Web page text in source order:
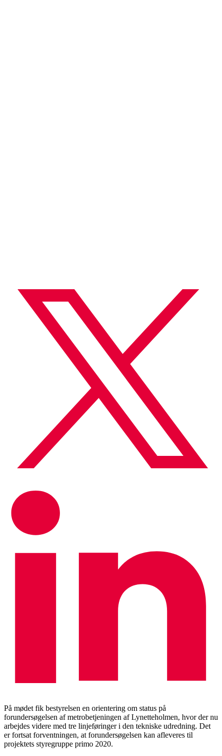
På mødet fik bestyrelsen en orientering om status på
forundersøgelsen af metrobetjeningen af Lynetteholmen, hvor der nu
arbejdes videre med tre linjeføringer i den tekniske udredning. Det
er fortsat forventningen, at forundersøgelsen kan afleveres til
projektets styregruppe primo 2020.